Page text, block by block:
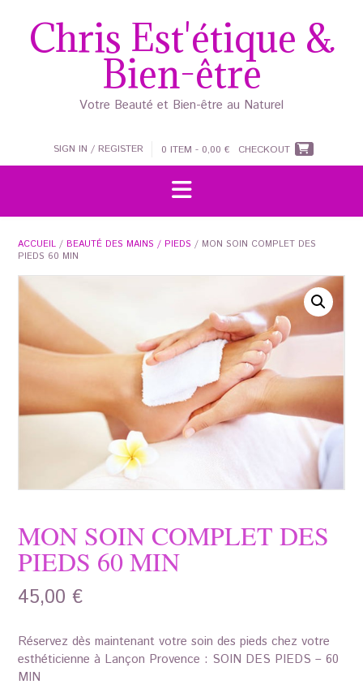
contentChris Est'étique &
Bien-être
Votre Beauté et Bien-être au Naturel
SIGN IN / REGISTER 0 ITEM - 0,00 € CHECKOUT
ACCUEIL / BEAUTÉ DES MAINS / PIEDS / MON SOIN COMPLET DES
PIEDS 60 MIN
MON SOIN COMPLET DES
PIEDS 60 MIN
45,00 €
Réservez dès maintenant votre soin des pieds chez votre
esthéticienne à Lançon Provence : SOIN DES PIEDS – 60
MIN